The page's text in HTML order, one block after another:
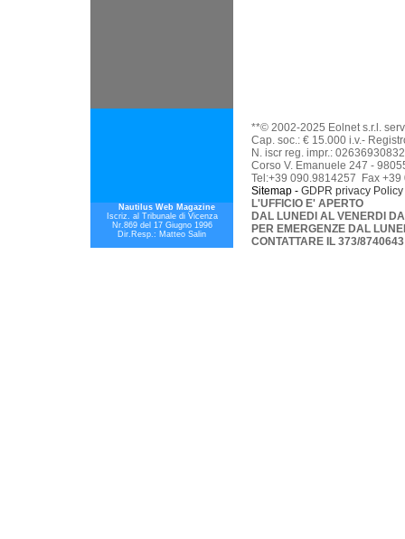
Nautilus Web Magazine
Iscriz. al Tribunale di Vicenza
Nr.869 del 17 Giugno 1996
Dir.Resp.: Matteo Salin
**© 2002-2025 Eolnet s.r.l.
Cap. soc.: € 15.000 i.v.-
N. iscr reg. impr.:
Corso V. Emanuele 247 -
Tel:+39 090.9814257 Fax
Sitemap - GDPR privacy Policy
L'UFFICIO E' APERTO
DAL LUNEDI AL VENERDI
PER EMERGENZE DAL
CONTATTARE IL 373/8740643